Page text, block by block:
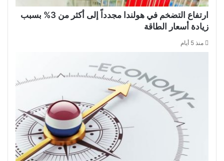
ارتفاع التضخم في هولندا مجدداً إلى أكثر من 3% بسبب
زيادة أسعار الطاقة
منذ 5 أيام